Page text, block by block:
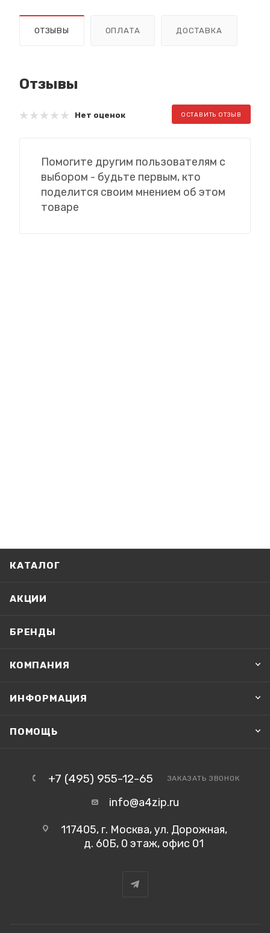
ОТЗЫВЫ ОПЛАТА ДОСТАВКА
Отзывы
Нет оценок ОСТАВИТЬ ОТЗЫВ
Помогите другим пользователям с
выбором - будьте первым, кто
поделится своим мнением об этом
товаре
КАТАЛОГ
АКЦИИ
БРЕНДЫ
КОМПАНИЯ
ИНФОРМАЦИЯ
ПОМОЩЬ
+7 (495) 955-12-65 ЗАКАЗАТЬ ЗВОНОК
info@a4zip.ru
117405, г. Москва, ул. Дорожная,
д. 60Б, 0 этаж, офис 01